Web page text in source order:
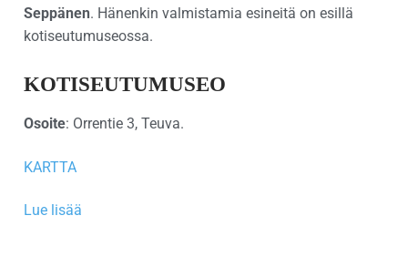
Seppänen. Hänenkin valmistamia esineitä on esillä
kotiseutumuseossa.
KOTISEUTUMUSEO
Osoite: Orrentie 3, Teuva.
KARTTA
Lue lisää